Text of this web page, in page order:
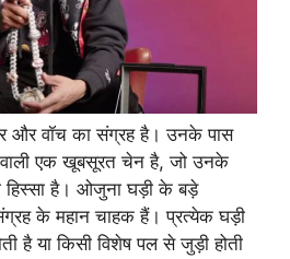
और वॉच का संग्रह है। उनके पास
एक खूबसूरत चेन है, जो उनके
हिस्सा है। ओजुना घड़ी के बड़े
के महान चाहक हैं। प्रत्येक घड़ी
है या किसी विशेष पल से जुड़ी होती